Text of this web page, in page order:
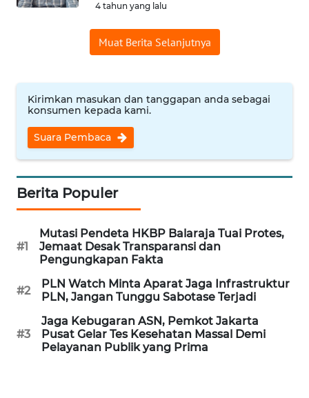
4 tahun yang lalu
Muat Berita Selanjutnya
Kirimkan masukan dan tanggapan anda sebagai
konsumen kepada kami.
Suara Pembaca
Berita Populer
#1
Mutasi Pendeta HKBP Balaraja Tuai Protes,
Jemaat Desak Transparansi dan
Pengungkapan Fakta
#2
PLN Watch Minta Aparat Jaga Infrastruktur
PLN, Jangan Tunggu Sabotase Terjadi
#3
Jaga Kebugaran ASN, Pemkot Jakarta
Pusat Gelar Tes Kesehatan Massal Demi
Pelayanan Publik yang Prima
CIREBON
INDRAMAYU
KUNINGAN
MAJALENGKA
SUBANG
WN
SUKABUMI